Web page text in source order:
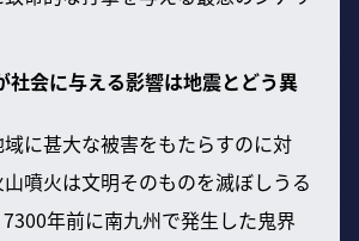
社会に与える影響は地震とどう異
に甚大な被害をもたらすのに対
噴火は文明そのものを滅ぼしうる
年前に南九州で発生した鬼界